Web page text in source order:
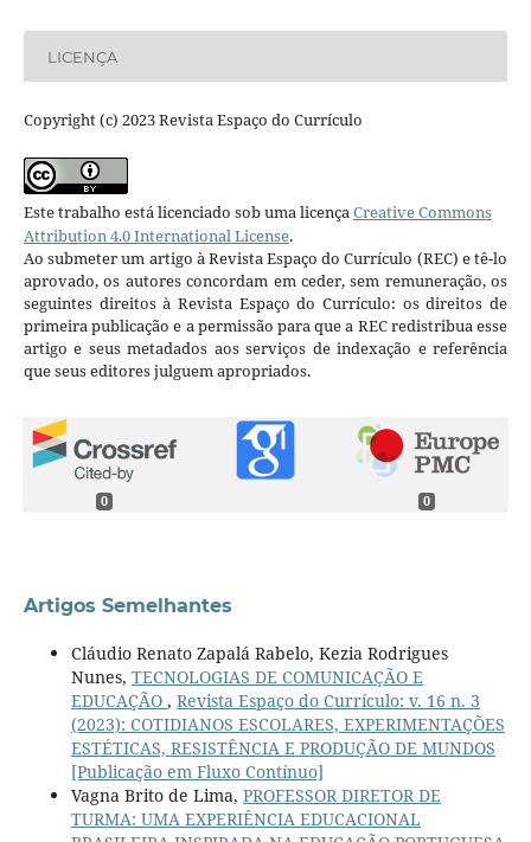
LICENÇA
Copyright (c) 2023 Revista Espaço do Currículo
Este trabalho está licenciado sob uma licençaCreative Commons
Attribution 4.0 International License.
Ao submeter um artigo à Revista Espaço do Currículo (REC) e tê-lo
aprovado, os autores concordam em ceder, sem remuneração, os
seguintes direitos à Revista Espaço do Currículo: os direitos de
primeira publicação e a permissão para que a REC redistribua esse
artigo e seus metadados aos serviços de indexação e referência
que seus editores julguem apropriados.
0 0
Artigos Semelhantes
Cláudio Renato Zapalá Rabelo, Kezia Rodrigues
Nunes, TECNOLOGIAS DE COMUNICAÇÃO E
EDUCAÇÃO , Revista Espaço do Currículo: v. 16 n. 3
(2023): COTIDIANOS ESCOLARES, EXPERIMENTAÇÕES
ESTÉTICAS, RESISTÊNCIA E PRODUÇÃO DE MUNDOS
[Publicação em Fluxo Contínuo]
Vagna Brito de Lima, PROFESSOR DIRETOR DE
TURMA: UMA EXPERIÊNCIA EDUCACIONAL